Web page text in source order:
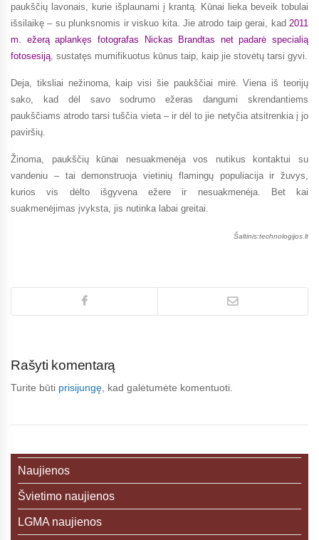
paukščių lavonais, kurie išplaunami į krantą. Kūnai lieka beveik tobulai
išsilaikę – su plunksnomis ir viskuo kita. Jie atrodo taip gerai, kad 2011
m. ežerą aplankęs fotografas Nickas Brandtas net padarė specialią
fotosesiją , sustatęs mumifikuotus kūnus taip, kaip jie stovėtų tarsi gyvi.
Deja, tiksliai nežinoma, kaip visi šie paukščiai mirė. Viena iš teorijų
sako, kad dėl savo sodrumo ežeras dangumi skrendantiems
paukščiams atrodo tarsi tuščia vieta – ir dėl to jie netyčia atsitrenkia į jo
paviršių.
Žinoma, paukščių kūnai nesuakmenėja vos nutikus kontaktui su
vandeniu – tai demonstruoja vietinių flamingų populiacija ir žuvys,
kurios vis dėlto išgyvena ežere ir nesuakmenėja. Bet kai
suakmenėjimas įvyksta, jis nutinka labai greitai.
Šaltinis:technologijos.lt
Rašyti komentarą
Turite būti prisijungę , kad galėtumėte komentuoti.
Naujienos
Švietimo naujienos
LGMA naujienos